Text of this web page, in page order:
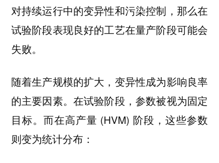
对持续运行中的变异性和污染控制，那么在
试验阶段表现良好的工艺在量产阶段可能会
失败。
随着生产规模的扩大，变异性成为影响良率
的主要因素。在试验阶段，参数被视为固定
目标。而在高产量 (HVM) 阶段，这些参数
则变为统计分布：